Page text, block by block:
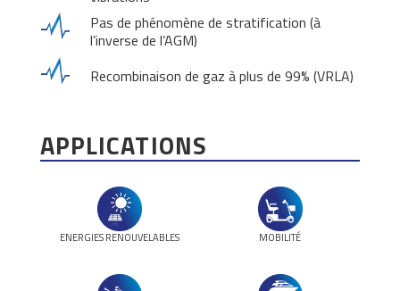
Pas de phénomène de stratification (à
l’inverse de l’AGM)
Recombinaison de gaz à plus de 99% (VRLA)
APPLICATIONS
ENERGIES RENOUVELABLES MOBILITÉ